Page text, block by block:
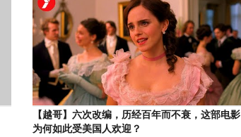
【越哥】六次改编，历经百年而不衰，这部电影
为何如此受美国人欢迎？